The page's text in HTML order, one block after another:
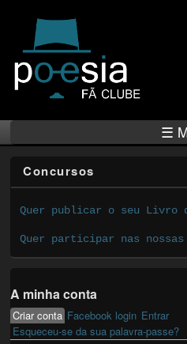
☰
Concursos
Quer publicar o seu Livro
Quer participar nas
A minha conta
Primary tabs
Criar conta (active tab)
Facebook login Entrar
Esqueceu-se da sua palavra-passe?